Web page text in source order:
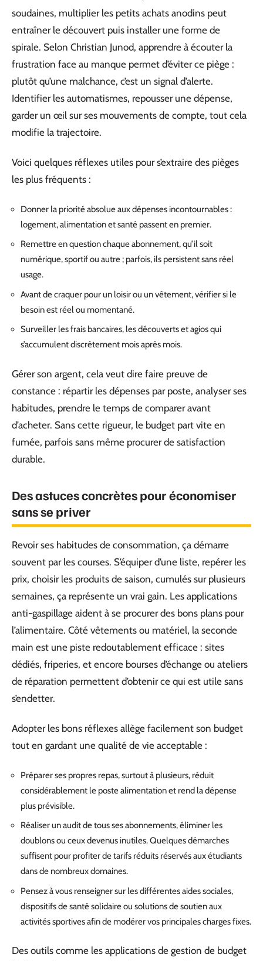
soudaines, multiplier les petits achats anodins peut
entraîner le découvert puis installer une forme de
spirale. Selon Christian Junod, apprendre à écouter la
frustration face au manque permet d’éviter ce piège :
plutôt qu’une malchance, c’est un signal d’alerte.
Identifier les automatismes, repousser une dépense,
garder un œil sur ses mouvements de compte, tout cela
modifie la trajectoire.
Voici quelques réflexes utiles pour s’extraire des pièges
les plus fréquents :
Donner la priorité absolue aux dépenses incontournables :
logement, alimentation et santé passent en premier.
Remettre en question chaque abonnement, qu’il soit
numérique, sportif ou autre ; parfois, ils persistent sans réel
usage.
Avant de craquer pour un loisir ou un vêtement, vérifier si le
besoin est réel ou momentané.
Surveiller les frais bancaires, les découverts et agios qui
s’accumulent discrètement mois après mois.
Gérer son argent, cela veut dire faire preuve de
constance : répartir les dépenses par poste, analyser ses
habitudes, prendre le temps de comparer avant
d’acheter. Sans cette rigueur, le budget part vite en
fumée, parfois sans même procurer de satisfaction
durable.
Des astuces concrètes pour économiser
sans se priver
Revoir ses habitudes de consommation, ça démarre
souvent par les courses. S’équiper d’une liste, repérer les
prix, choisir les produits de saison, cumulés sur plusieurs
semaines, ça représente un vrai gain. Les applications
anti-gaspillage aident à se procurer des bons plans pour
l’alimentaire. Côté vêtements ou matériel, la seconde
main est une piste redoutablement efficace : sites
dédiés, friperies, et encore bourses d’échange ou ateliers
de réparation permettent d’obtenir ce qui est utile sans
s’endetter.
Adopter les bons réflexes allège facilement son budget
tout en gardant une qualité de vie acceptable :
Préparer ses propres repas, surtout à plusieurs, réduit
considérablement le poste alimentation et rend la dépense
plus prévisible.
Réaliser un audit de tous ses abonnements, éliminer les
doublons ou ceux devenus inutiles. Quelques démarches
suffisent pour profiter de tarifs réduits réservés aux étudiants
dans de nombreux domaines.
Pensez à vous renseigner sur les différentes aides sociales,
dispositifs de santé solidaire ou solutions de soutien aux
activités sportives afin de modérer vos principales charges fixes.
Des outils comme les applications de gestion de budget